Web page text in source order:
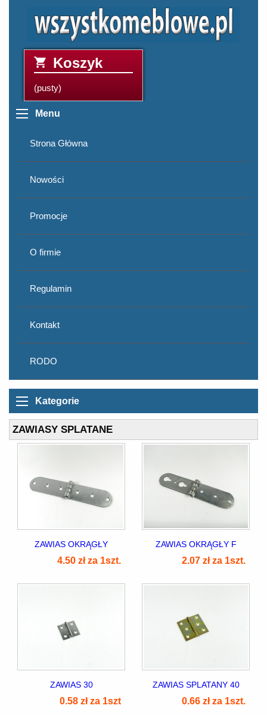
Koszyk
(pusty)
Menu
Strona Główna
Nowości
Promocje
O firmie
Regulamin
Kontakt
RODO
Kategorie
ZAWIASY SPLATANE
ZAWIAS OKRĄGŁY
4.50 zł za 1szt.
ZAWIAS OKRĄGŁY F
2.07 zł za 1szt.
ZAWIAS 30
0.58 zł za 1szt
ZAWIAS SPLATANY 40
0.66 zł za 1szt.